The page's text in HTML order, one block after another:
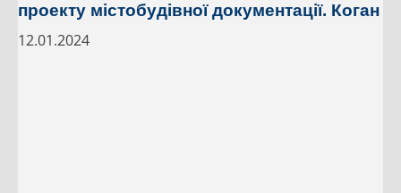
проекту містобудівної документації. Коган
12.01.2024